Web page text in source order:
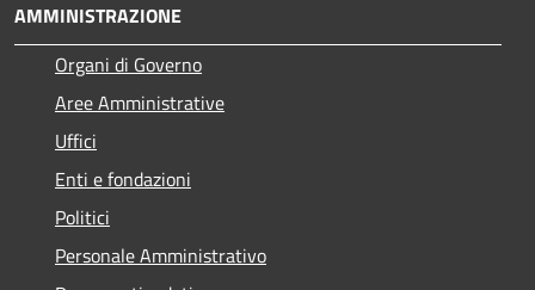
AMMINISTRAZIONE
Organi di Governo
Aree Amministrative
Uffici
Enti e fondazioni
Politici
Personale Amministrativo